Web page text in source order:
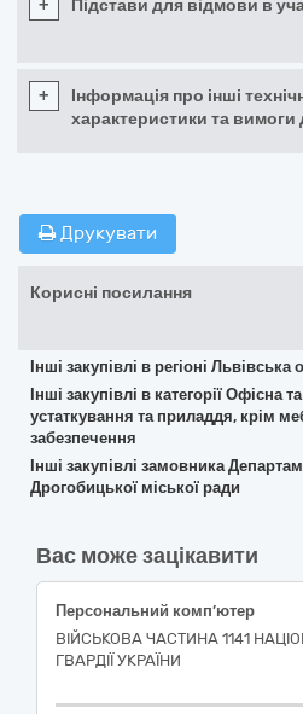
+ Підстави для відмови в
+
Інформація про інші
характеристики та вимоги
Друкувати
Корисні посилання
Інші закупівлі в регіоні Львівська
Інші закупівлі в категорії Офісна
устаткування та приладдя, крім
забезпечення
Інші закупівлі замовника
Дрогобицької міської ради
Вас може зацікавити
Персональний комп’ютер
ВІЙСЬКОВА ЧАСТИНА 1141
ГВАРДІЇ УКРАЇНИ